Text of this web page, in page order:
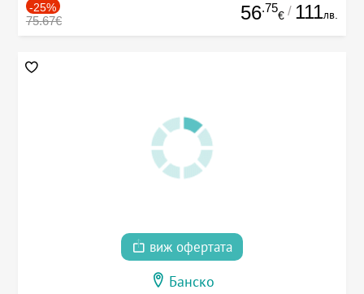
-25%
75.67€ 56.75
€ / 111лв.
виж офертата
Банско